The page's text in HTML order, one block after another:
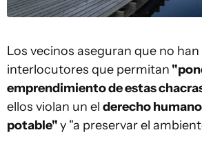
Los vecinos aseguran que no
interlocutores que permitan
emprendimiento de estas
ellos violan un el derecho
potable"y "a preservar el